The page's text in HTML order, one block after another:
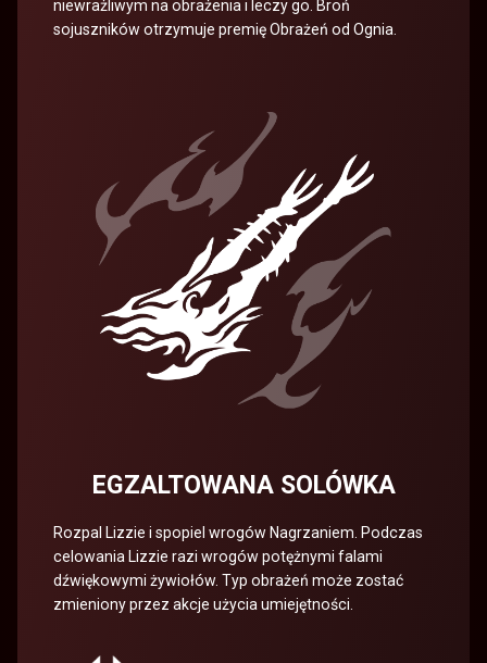
niewrażliwym na obrażenia i leczy go. Broń
sojuszników otrzymuje premię Obrażeń od Ognia.
EGZALTOWANA SOLÓWKA
Rozpal Lizzie i spopiel wrogów Nagrzaniem. Podczas
celowania Lizzie razi wrogów potężnymi falami
dźwiękowymi żywiołów. Typ obrażeń może zostać
zmieniony przez akcje użycia umiejętności.